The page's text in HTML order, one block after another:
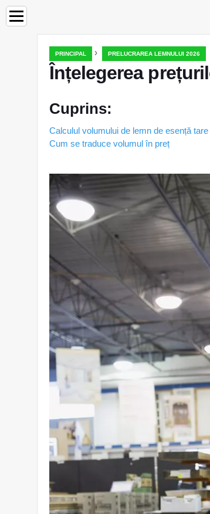
PRINCIPAL › PRELUCRAREA LEMNULUI 2026
Înțelegerea
Cuprins:
Calculul volumului de lemn de esență
Cum se traduce volumul în preț